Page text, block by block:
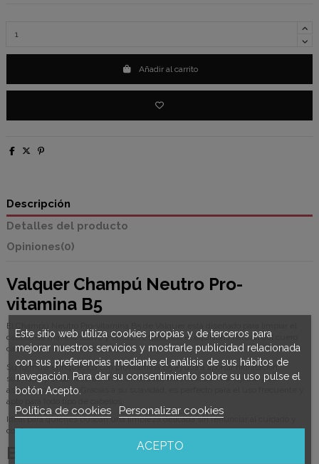
Añadir al carrito
Descripción
Detalles del producto
Opiniones(0)
ValquerChampú Neutro Pro-
vitamina B5
El Champú Neutro Pro-vitamina B5 de Valquer está diseñado para limpiar el
cabello de manera suave y eficaz, respetando el equilibrio natural del cuero
cabelludo y de la fibra capilar.
Su fórmula enriquecida con provitamina B5 ayuda a aportar hidratación,
suavidad y brillo, favoreciendo un cabello más flexible, manejable y con
aspecto saludable. Gracias a su suavidad, es perfecto para el uso frecuente y
apto para todo tipo de cabellos.
Ideal para quienes buscan una limpieza delicada sin renunciar al cuidado y
confort capilar diario.
Beneficios:
Este sitio web utiliza cookies propias y de terceros para
mejorar nuestros servicios y mostrarle publicidad relacionada
con sus preferencias mediante el análisis de sus hábitos de
navegación. Para dar su consentimiento sobre su uso pulse el
botón Acepto.
Política de cookies Personalizar cookies
ACEPTO